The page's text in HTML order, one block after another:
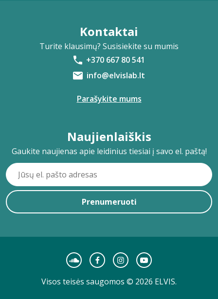
Kontaktai
Turite klausimų? Susisiekite su mumis
+370 667 80 541
info@elvislab.lt
Parašykite mums
Naujienlaiškis
Gaukite naujienas apie leidinius tiesiai į savo el. paštą!
Prenumeruoti
Visos teisės saugomos © 2026 ELVIS.